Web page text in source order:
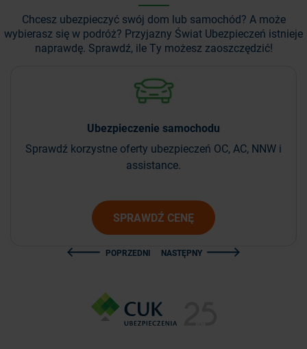
Chcesz ubezpieczyć swój dom lub samochód? A może
wybierasz się w podróż? Przyjazny Świat Ubezpieczeń istnieje
naprawdę. Sprawdź, ile Ty możesz zaoszczędzić!
Ubezpieczenie samochodu
Sprawdź korzystne oferty ubezpieczeń OC, AC, NNW i
assistance.
SPRAWDŹ CENĘ
POPRZEDNI NASTĘPNY